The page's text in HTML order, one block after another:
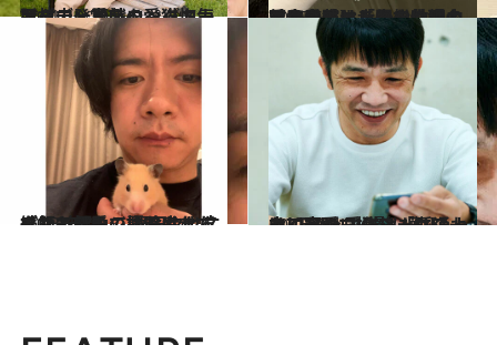
2021.10.20
取材中、悪戯をペットカメラで発見⁉ ロングコートダディ堂前の愛猫惚気話
カルチャー 2025.6.6
【令和ロマン・松井ケムリと愛猫】「生き物の名前は全部、幸子でいい。それ以外は人間の傲慢」愛するあまりSNSに猫の写真を載せられない理由とは？
カルチャー
2023.3.18
ご飯もケージ掃除もまだ続けている。 野田クリスタルと最愛のはむはむ 亡くして初めて語る幸せすぎた2年間
カルチャー 2022.9.6
中川家剛 愛猫は「孫のように可愛い」 ジムに通わなくなり、撮影に勤しみ… インスタフォロワーは7万人に！
カルチャー